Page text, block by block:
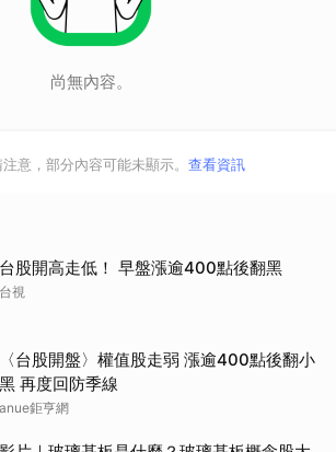
尚無內容。
意，部分內容可能未顯示。 查看資訊
台股開高走低！ 早盤漲逾400點後翻黑
台視
〈台股開盤〉權值股走弱 漲逾400點後翻小
黑 再度回防季線
anue鉅亨網